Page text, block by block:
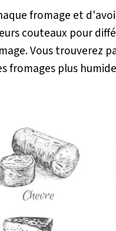
fromage et
couteaux pour
Vous trouverez
fromages plus